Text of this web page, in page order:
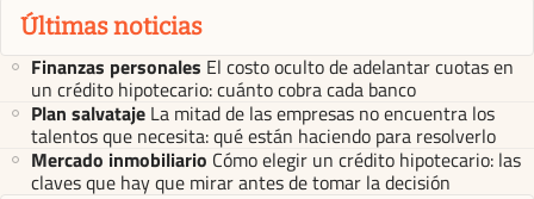
Últimas noticias
Finanzas personales El costo oculto de adelantar cuotas en
un crédito hipotecario: cuánto cobra cada banco
Plan salvataje La mitad de las empresas no encuentra los
talentos que necesita: qué están haciendo para resolverlo
Mercado inmobiliario Cómo elegir un crédito hipotecario: las
claves que hay que mirar antes de tomar la decisión